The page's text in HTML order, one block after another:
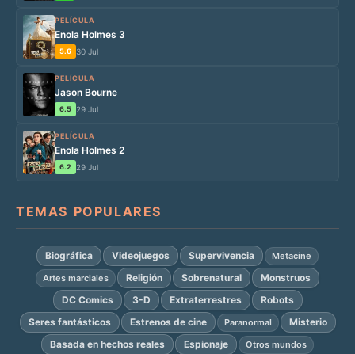
PELÍCULA
Enola Holmes 3
5.6 30 Jul
PELÍCULA
Jason Bourne
6.5 29 Jul
PELÍCULA
Enola Holmes 2
6.2 29 Jul
TEMAS POPULARES
Biográfica Videojuegos Supervivencia
Metacine
Artes marciales
Religión Sobrenatural
Monstruos
DC Comics
3-D Extraterrestres
Robots
Seres fantásticos
Estrenos de cine Paranormal
Misterio
Basada en hechos reales
Espionaje Otros mundos